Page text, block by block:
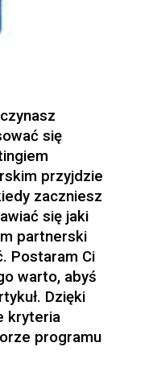
się
przyjdzie
zaczniesz
się jaki
partnerski
Postaram Ci
warto, abyś
Dzięki
kryteria
programu